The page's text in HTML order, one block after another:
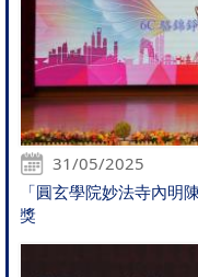
31/05/2025
「圓玄學院妙法寺內明
獎